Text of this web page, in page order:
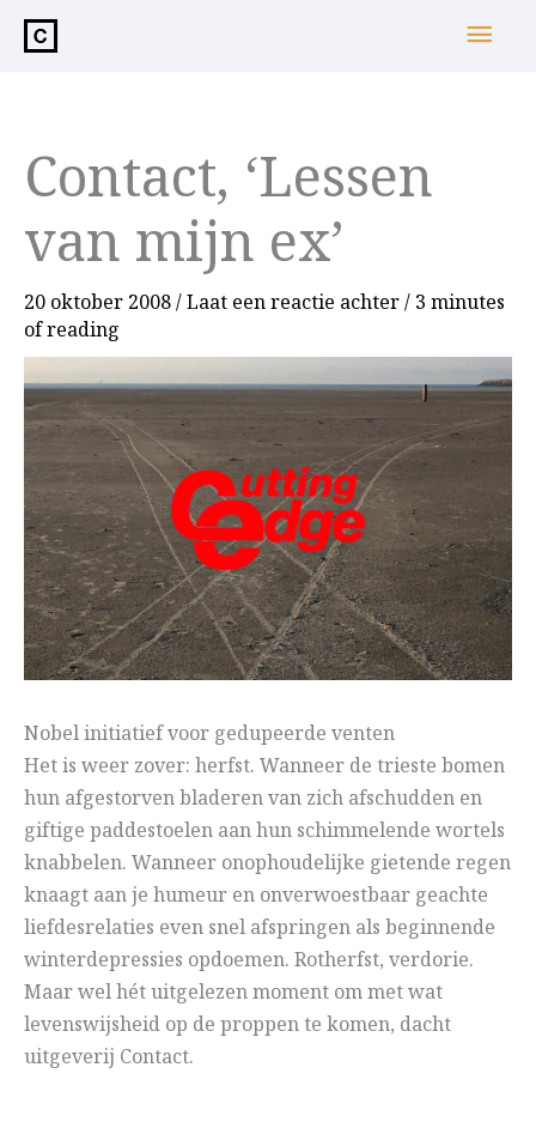
inhoud
Contact, ‘Lessen
van mijn ex’
20 oktober 2008/Laat een reactie achter/ 3 minutes
of reading
Nobel initiatief voor gedupeerde venten
Het is weer zover: herfst. Wanneer de trieste bomen
hun afgestorven bladeren van zich afschudden en
giftige paddestoelen aan hun schimmelende wortels
knabbelen. Wanneer onophoudelijke gietende regen
knaagt aan je humeur en onverwoestbaar geachte
liefdesrelaties even snel afspringen als beginnende
winterdepressies opdoemen. Rotherfst, verdorie.
Maar wel hét uitgelezen moment om met wat
levenswijsheid op de proppen te komen, dacht
uitgeverij Contact.